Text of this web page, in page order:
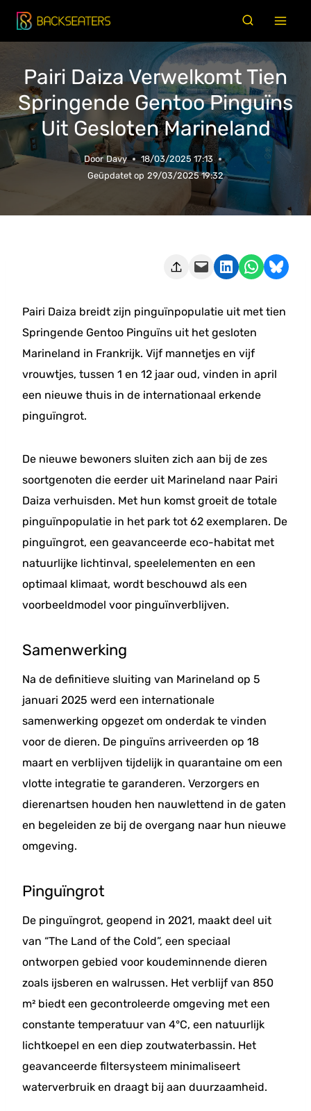
Doorgaan
naar
Pairi Daiza Verwelkomt Tien
Springende Gentoo Pinguïns
Uit Gesloten Marineland
Door Davy
18/03/2025 17:13
Geüpdatet op 29/03/2025 19:32
Deze pagina e-mailen Delen op LinkedIn Delen via WhatsApp Share on Bluesky
Pairi Daiza breidt zijn pinguïnpopulatie uit met tien
Springende Gentoo Pinguïns uit het gesloten
Marineland in Frankrijk. Vijf mannetjes en vijf
vrouwtjes, tussen 1 en 12 jaar oud, vinden in april
een nieuwe thuis in de internationaal erkende
pinguïngrot.
De nieuwe bewoners sluiten zich aan bij de zes
soortgenoten die eerder uit Marineland naar Pairi
Daiza verhuisden. Met hun komst groeit de totale
pinguïnpopulatie in het park tot 62 exemplaren. De
pinguïngrot, een geavanceerde eco-habitat met
natuurlijke lichtinval, speelelementen en een
optimaal klimaat, wordt beschouwd als een
voorbeeldmodel voor pinguïnverblijven.
Samenwerking
Na de definitieve sluiting van Marineland op 5
januari 2025 werd een internationale
samenwerking opgezet om onderdak te vinden
voor de dieren. De pinguïns arriveerden op 18
maart en verblijven tijdelijk in quarantaine om een
vlotte integratie te garanderen. Verzorgers en
dierenartsen houden hen nauwlettend in de gaten
en begeleiden ze bij de overgang naar hun nieuwe
omgeving.
Pinguïngrot
De pinguïngrot, geopend in 2021, maakt deel uit
van “The Land of the Cold”, een speciaal
ontworpen gebied voor koudeminnende dieren
zoals ijsberen en walrussen. Het verblijf van 850
m² biedt een gecontroleerde omgeving met een
constante temperatuur van 4°C, een natuurlijk
lichtkoepel en een diep zoutwaterbassin. Het
geavanceerde filtersysteem minimaliseert
waterverbruik en draagt bij aan duurzaamheid.